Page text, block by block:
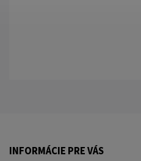
INFORMÁCIE PRE VÁS